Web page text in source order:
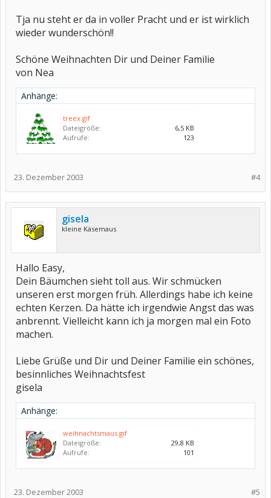
Tja nu steht er da in voller Pracht und er ist wirklich
wieder wunderschön!!
Schöne Weihnachten Dir und Deiner Familie
von Nea
Anhänge:
treex.gif
Dateigröße:
6,5 KB
Aufrufe:
123
#4
23. Dezember 2003
gisela
kleine Käsemaus
Hallo Easy,
Dein Bäumchen sieht toll aus. Wir schmücken
unseren erst morgen früh. Allerdings habe ich keine
echten Kerzen. Da hätte ich irgendwie Angst das was
anbrennt. Vielleicht kann ich ja morgen mal ein Foto
machen.
Liebe Grüße und Dir und Deiner Familie ein schönes,
besinnliches Weihnachtsfest
gisela
Anhänge:
weihnachtsmaus.gif
Dateigröße:
29,8 KB
Aufrufe:
101
#5
23. Dezember 2003